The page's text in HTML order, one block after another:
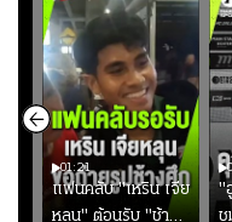
01:21
แฟนคลับ "เหริน เจีย
หลุน" ต้อนรับ "ช้าง
"
ชม